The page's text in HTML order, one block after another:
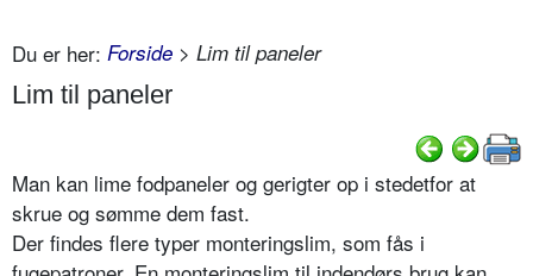
Du er her: Forside > Lim til paneler
Lim til paneler
Man kan lime fodpaneler og gerigter op i stedetfor at
skrue og sømme dem fast.
Der findes flere typer monteringslim, som fås i